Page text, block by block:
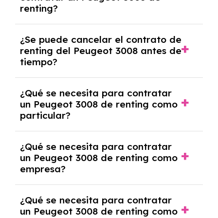
mensuales.
renting?
tendrás que pagar ningún tipo de entrada
salvo en casos que lo exija el proveedor
debido al resultado del estudio de viabilidad
económica.
¿Se puede cancelar el contrato de
renting del Peugeot 3008 antes de
tiempo?
pero puede haber penalizaciones por
cancelación anticipada. Es importante revisar
las condiciones del contrato y hablar con un
experto que te asesore.
¿Qué se necesita para contratar
un Peugeot 3008 de renting como
particular?
y, en algunos casos, una consulta de solvencia
crediticia y un pago inicial.
¿Qué se necesita para contratar
un Peugeot 3008 de renting como
empresa?
documentación financiera y, en algunos
casos, un informe de solvencia de la empresa
¿Qué se necesita para contratar
un Peugeot 3008 de renting como